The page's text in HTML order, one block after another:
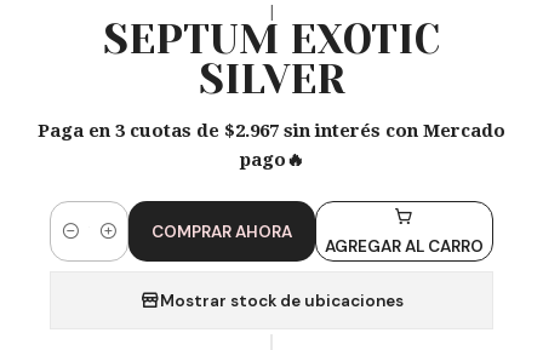
|
SEPTUM EXOTIC
SILVER
Paga en 3 cuotas de $2.967 sin interés con Mercado
pago🔥
Cantidad AGREGAR AL CARRO
COMPRAR AHORA
Mostrar stock de ubicaciones